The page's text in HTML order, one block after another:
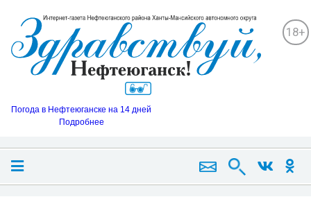
18+
Погода в Нефтеюганске на 14 дней
Подробнее